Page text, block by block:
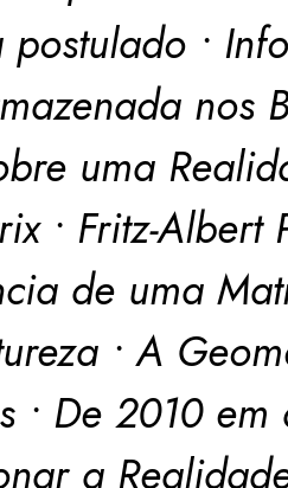
•
nos
uma
• Fritz-Albert
de uma
• A
• De 2010
a